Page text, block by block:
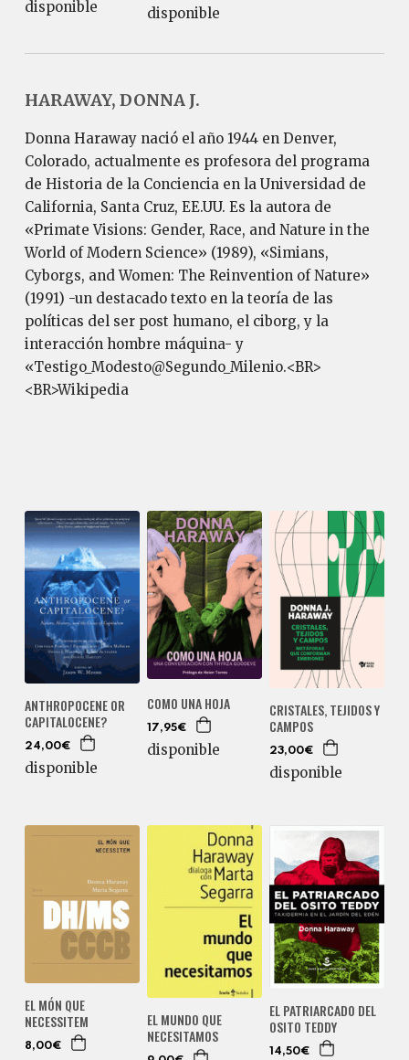
disponible disponible
HARAWAY, DONNA J.
Donna Haraway nació el año 1944 en Denver,
Colorado, actualmente es profesora del programa
de Historia de la Conciencia en la Universidad de
California, Santa Cruz, EE.UU. Es la autora de
«Primate Visions: Gender, Race, and Nature in the
World of Modern Science» (1989), «Simians,
Cyborgs, and Women: The Reinvention of Nature»
(1991) -un destacado texto en la teoría de las
políticas del ser post humano, el ciborg, y la
interacción hombre máquina- y
«Testigo_Modesto@Segundo_Milenio.<BR>
<BR>Wikipedia
ANTHROPOCENE OR
CAPITALOCENE?
24,00€
disponible
COMO UNA HOJA
17,95€
disponible
CRISTALES, TEJIDOS Y
CAMPOS
23,00€
disponible
EL MÓN QUE
NECESSITEM
8,00€
EL MUNDO QUE
NECESITAMOS
EL PATRIARCADO DEL
OSITO TEDDY
14,50€